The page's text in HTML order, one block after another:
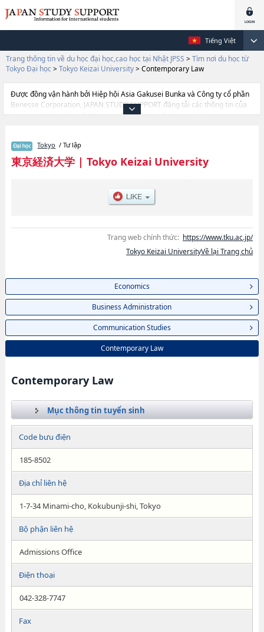
Tiếng Việt
Trang thông tin về du học đại học,cao học tại Nhật JPSS > Tìm nơi du học từ
Tokyo Đại học > Tokyo Keizai University> Contemporary Law
Được đồng vận hành bởi Hiệp hội Asia Gakusei Bunka và Công ty cổ phần
Benesse Corporation, JAPAN STUDY SUPPORT đăng tải các thông tin của
khoảng 1.300 trường đại học, cao học, trường đại học ngắn hạn, trường
tin cần thiết dành cho du học sinh, như là về các Ngành
EconomicshoặcNgành Business AdministrationhoặcNgành
Communication StudieshoặcNgành Contemporary Law, thông tin về từng
lượng trúng tuyển, cở sở trang thiết bị, hướng dẫn địa điểm v.v...
Tokyo / Tư lập
東京経済大学| Tokyo Keizai University
Trang web chính thức: https://www.tku.ac.jp/
Tokyo Keizai UniversityVề lại Trang chủ
Economics
Business Administration
Communication Studies
Contemporary Law
Contemporary Law
Mục thông tin tuyển sinh
Code bưu điện
185-8502
Địa chỉ liên hệ
1-7-34 Minami-cho, Kokubunji-shi, Tokyo
Bộ phận liên hệ
Admissions Office
Điện thoại
042-328-7747
Fax